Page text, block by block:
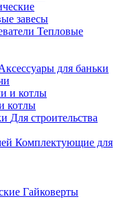
завесы
Тепловые
для баньки
котлы
Для строительства
Комплектующие для
Гайковерты